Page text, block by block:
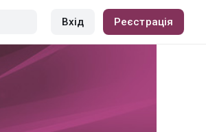
Вхід Реєстрація